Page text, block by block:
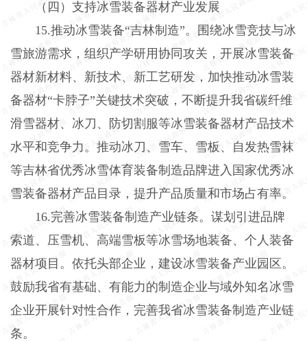
（四）支持冰雪装备器材产业发展
15.推动冰雪装备“吉林制造”。围绕冰雪竞技与冰
雪旅游需求，组织产学研用协同攻关，开展冰雪装备
器材新材料、新技术、新工艺研发，加快推动冰雪装
备器材“卡脖子”关键技术突破，不断提升我省碳纤维
滑雪器材、冰刀、防切割服等冰雪装备器材产品技术
水平和竞争力。推动冰刀、雪车、雪板、自发热雪袜
等吉林省优秀冰雪体育装备制造品牌进入国家优秀冰
雪装备器材产品目录，提升产品质量和市场占有率。
16.完善冰雪装备制造产业链条。谋划引进品牌
索道、压雪机、高端雪板等冰雪场地装备、个人装备
器材项目。依托头部企业，建设冰雪装备产业园区。
鼓励我省有基础、有能力的制造企业与域外知名冰雪
企业开展针对性合作，完善我省冰雪装备制造产业链
条。